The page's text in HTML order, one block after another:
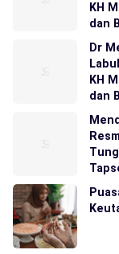
KH
dan
Dr
KH
dan